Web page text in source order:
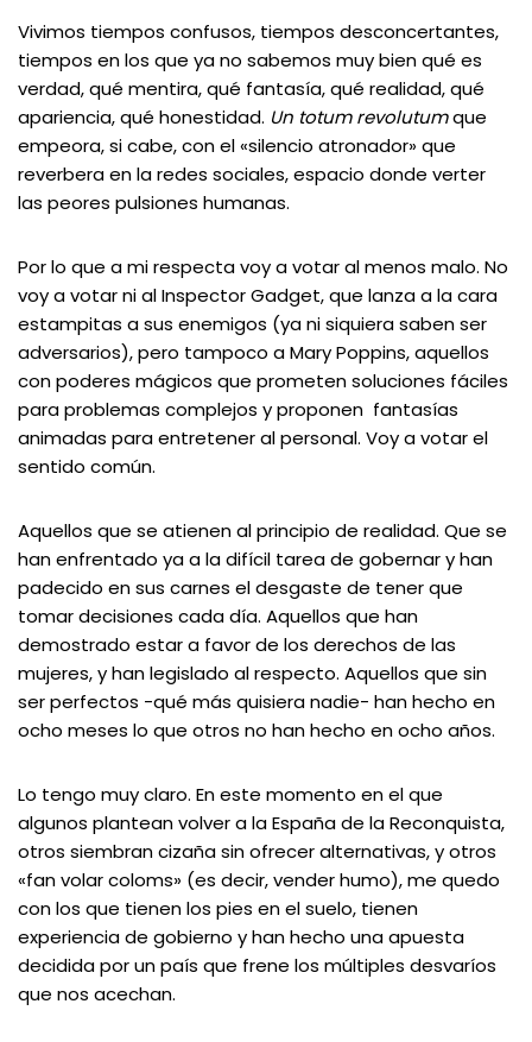
Vivimos tiempos confusos, tiempos desconcertantes,
tiempos en los que ya no sabemos muy bien qué es
verdad, qué mentira, qué fantasía, qué realidad, qué
apariencia, qué honestidad. Un totum revolutumque
empeora, si cabe, con el «silencio atronador» que
reverbera en la redes sociales, espacio donde verter
las peores pulsiones humanas.
Por lo que a mi respecta voy a votar al menos malo. No
voy a votar ni al Inspector Gadget, que lanza a la cara
estampitas a sus enemigos (ya ni siquiera saben ser
adversarios), pero tampoco a Mary Poppins, aquellos
con poderes mágicos que prometen soluciones fáciles
para problemas complejos y proponen fantasías
animadas para entretener al personal. Voy a votar el
sentido común.
Aquellos que se atienen al principio de realidad. Que se
han enfrentado ya a la difícil tarea de gobernar y han
padecido en sus carnes el desgaste de tener que
tomar decisiones cada día. Aquellos que han
demostrado estar a favor de los derechos de las
mujeres, y han legislado al respecto. Aquellos que sin
ser perfectos -qué más quisiera nadie- han hecho en
ocho meses lo que otros no han hecho en ocho años.
Lo tengo muy claro. En este momento en el que
algunos plantean volver a la España de la Reconquista,
otros siembran cizaña sin ofrecer alternativas, y otros
«fan volar coloms» (es decir, vender humo), me quedo
con los que tienen los pies en el suelo, tienen
experiencia de gobierno y han hecho una apuesta
decidida por un país que frene los múltiples desvaríos
que nos acechan.